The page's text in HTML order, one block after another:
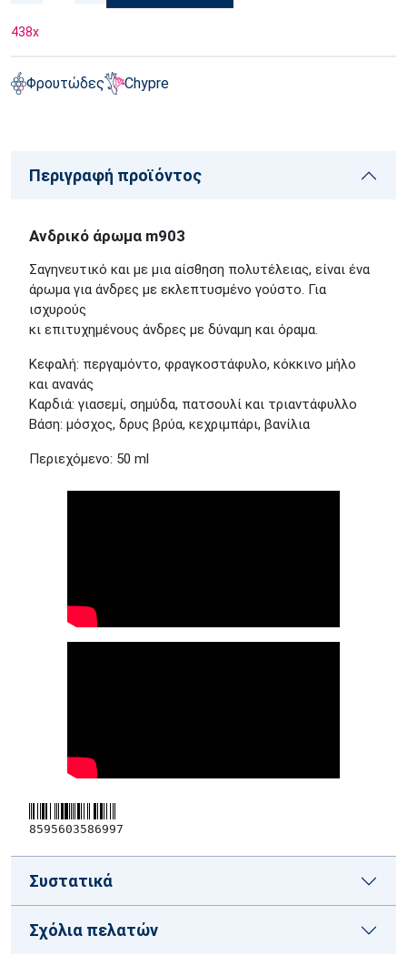
438x
Φρουτώδες Chypre
Περιγραφή προϊόντος
Ανδρικό άρωμα m903
Σαγηνευτικό και με μια αίσθηση πολυτέλειας, είναι ένα
άρωμα για άνδρες με εκλεπτυσμένο γούστο. Για
ισχυρούς
κι επιτυχημένους άνδρες με δύναμη και όραμα.
Κεφαλή: περγαμόντο, φραγκοστάφυλο, κόκκινο μήλο
και ανανάς
Καρδιά: γιασεμί, σημύδα, πατσουλί και τριαντάφυλλο
Βάση: μόσχος, δρυς βρύα, κεχριμπάρι, βανίλια
Περιεχόμενο: 50 ml
8595603586997
Συστατικά
Σχόλια πελατών